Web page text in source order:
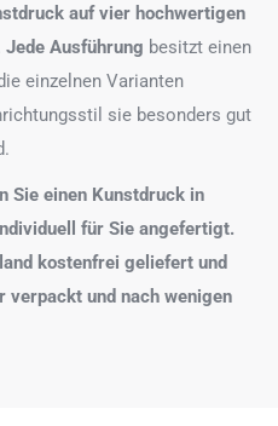
auf vier hochwertigen
Jede Ausführung besitzt einen
einzelnen Varianten
sie besonders gut
Sie einen Kunstdruck in
für Sie angefertigt.
kostenfrei geliefert und
verpackt und nach wenigen